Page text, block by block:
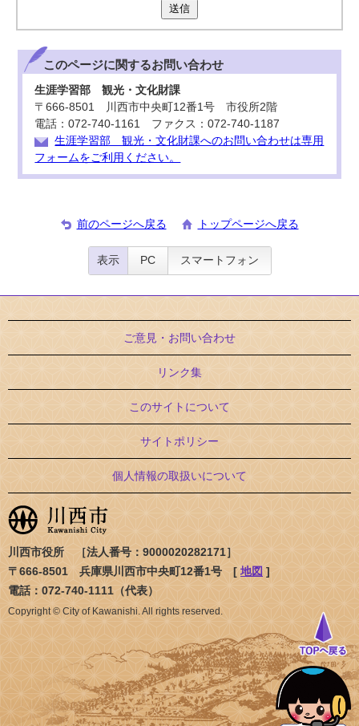
送信
このページに関するお問い合わせ
生涯学習部 観光・文化財課
〒666-8501 川西市中央町12番1号 市役所2階
電話：072-740-1161 ファクス：072-740-1187
生涯学習部 観光・文化財課へのお問い合わせは専用
フォームをご利用ください。
前のページへ戻る トップページへ戻る
表示 PC スマートフォン
ご意見・お問い合わせ
リンク集
このサイトについて
サイトポリシー
個人情報の取扱いについて
川西市役所 ［法人番号：9000020282171］
〒666-8501 兵庫県川西市中央町12番1号 [ 地図 ]
電話：072-740-1111（代表）
Copyright © City of Kawanishi. All rights reserved.